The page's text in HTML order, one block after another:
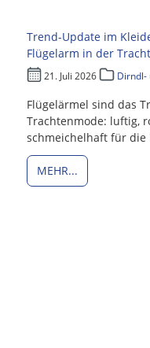
Trend-Update im
Flügelarm in der
21. Juli 2026 Dirndl-
Flügelärmel sind das
Trachtenmode: luftig,
schmeichelhaft für die
MEHR...